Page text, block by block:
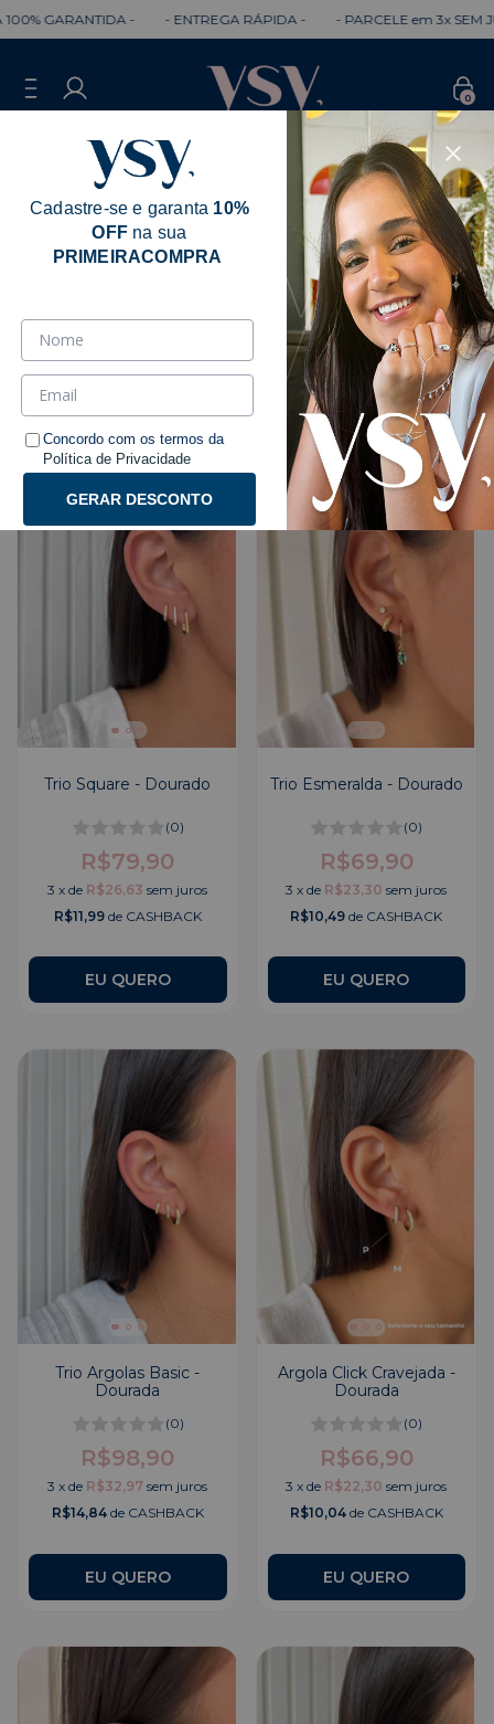
- - ENTREGA RÁPIDA - - PARCELE em 3x SEM JUROS - -
0
Dourados
Filtrar
Trio Square - Dourado
(0)
R$79,90
3 xde R$26,63 sem juros
R$11,99de CASHBACK
Trio Esmeralda - Dourado
(0)
R$69,90
3 xde R$23,30 sem juros
R$10,49 de CASHBACK
Trio Argolas Basic -
Dourada
(0)
R$98,90
3 xde R$32,97 sem juros
R$14,84de CASHBACK
Argola Click Cravejada -
Dourada
(0)
R$66,90
3 xde R$22,30 sem juros
R$10,04de CASHBACK
EU QUERO
Cadastre-se e garanta 10%
OFF na sua
PRIMEIRACOMPRA
Concordo com os termos da
Política de Privacidade
GERAR DESCONTO